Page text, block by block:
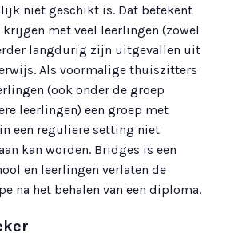
niet geschikt is. Dat betekent
krijgen met veel leerlingen (zowel
langdurig zijn uitgevallen uit
Als voormalige thuiszitters
(ook onder de groep
leerlingen) een groep met
een reguliere setting niet
kan worden. Bridges is een
en leerlingen verlaten de
na het behalen van een diploma.